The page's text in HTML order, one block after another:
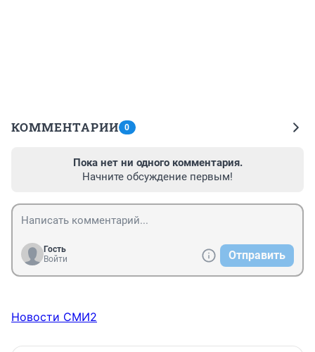
КОММЕНТАРИИ 0
Пока нет ни одного комментария.
Начните обсуждение первым!
Гость
Войти
Отправить
Новости СМИ2